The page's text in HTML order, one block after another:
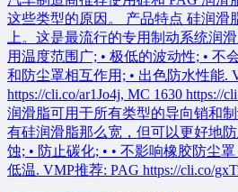
这些类型的原因。 产品特点 硅润滑
上。这是最流行的专用制动系统润
用温度范围广; • 极低的波动性; • 不
和防尘罩相互作用; • 出色防水性能.
https://cli.co/ar1Jo4j, MC 1630 https://
润滑脂可用于所有类型的导向销和
有硅润滑脂那么宽，但可以更好地
蚀; • 防止碳化; • • 不影响橡胶防尘
低温. VMP推荐: PAG https://cli.co/